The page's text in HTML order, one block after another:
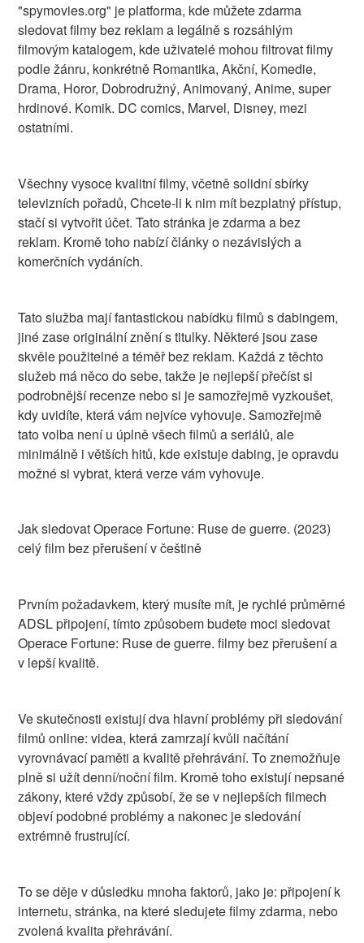
"spymovies.org" je platforma, kde můžete zdarma
sledovat filmy bez reklam a legálně s rozsáhlým
filmovým katalogem, kde uživatelé mohou filtrovat filmy
podle žánru, konkrétně Romantika, Akční, Komedie,
Drama, Horor, Dobrodružný, Animovaný, Anime, super
hrdinové. Komik. DC comics, Marvel, Disney, mezi
ostatními.
Všechny vysoce kvalitní filmy, včetně solidní sbírky
televizních pořadů, Chcete-li k nim mít bezplatný přístup,
stačí si vytvořit účet. Tato stránka je zdarma a bez
reklam. Kromě toho nabízí články o nezávislých a
komerčních vydáních.
Tato služba mají fantastickou nabídku filmů s dabingem,
jiné zase originální znění s titulky. Některé jsou zase
skvěle použitelné a téměř bez reklam. Každá z těchto
služeb má něco do sebe, takže je nejlepší přečíst si
podrobnější recenze nebo si je samozřejmě vyzkoušet,
kdy uvidíte, která vám nejvíce vyhovuje. Samozřejmě
tato volba není u úplně všech filmů a seriálů, ale
minimálně i větších hitů, kde existuje dabing, je opravdu
možné si vybrat, která verze vám vyhovuje.
Jak sledovat Operace Fortune: Ruse de guerre. (2023)
celý film bez přerušení v češtině
Prvním požadavkem, který musíte mít, je rychlé průměrné
ADSL připojení, tímto způsobem budete moci sledovat
Operace Fortune: Ruse de guerre. filmy bez přerušení a
v lepší kvalitě.
Ve skutečnosti existují dva hlavní problémy při sledování
filmů online: videa, která zamrzají kvůli načítání
vyrovnávací paměti a kvalitě přehrávání. To znemožňuje
plně si užít denní/noční film. Kromě toho existují nepsané
zákony, které vždy způsobí, že se v nejlepších filmech
objeví podobné problémy a nakonec je sledování
extrémně frustrující.
To se děje v důsledku mnoha faktorů, jako je: připojení k
internetu, stránka, na které sledujete filmy zdarma, nebo
zvolená kvalita přehrávání.